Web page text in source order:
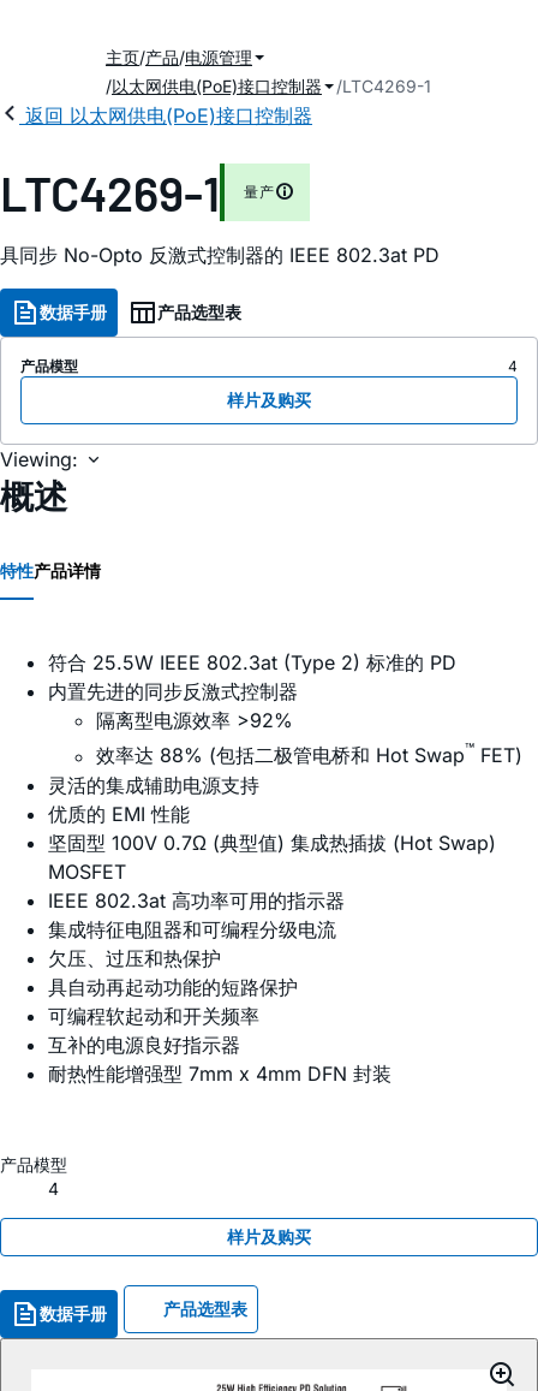
主页 产品 电源管理
以太网供电(PoE)接口控制器
LTC4269-1
返回 以太网供电(PoE)接口控制器
LTC4269-1 量产
具同步 No-Opto 反激式控制器的 IEEE 802.3at PD
数据手册 产品选型表
产品模型 4
样片及购买
Viewing:
概述
特性产品详情
符合 25.5W IEEE 802.3at (Type 2) 标准的 PD
内置先进的同步反激式控制器
隔离型电源效率 >92%
效率达 88% (包括二极管电桥和 Hot Swap™ FET)
灵活的集成辅助电源支持
优质的 EMI 性能
坚固型 100V 0.7Ω (典型值) 集成热插拔 (Hot Swap)
MOSFET
IEEE 802.3at 高功率可用的指示器
集成特征电阻器和可编程分级电流
欠压、过压和热保护
具自动再起动功能的短路保护
可编程软起动和开关频率
互补的电源良好指示器
耐热性能增强型 7mm x 4mm DFN 封装
产品模型
4
样片及购买
数据手册 产品选型表